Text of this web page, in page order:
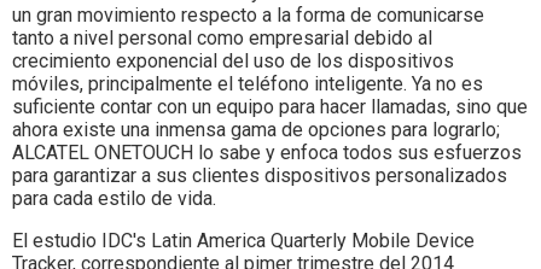
un gran movimiento respecto a la forma de comunicarse
tanto a nivel personal como empresarial debido al
crecimiento exponencial del uso de los dispositivos
móviles, principalmente el teléfono inteligente. Ya no es
suficiente contar con un equipo para hacer llamadas, sino que
ahora existe una inmensa gama de opciones para lograrlo;
ALCATEL ONETOUCH lo sabe y enfoca todos sus esfuerzos
para garantizar a sus clientes dispositivos personalizados
para cada estilo de vida.
El estudio IDC's Latin America Quarterly Mobile Device
Tracker, correspondiente al pimer trimestre del 2014